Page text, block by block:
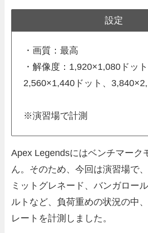
設定
・画質：最高
・解像度：1,920×1,080ドット
2,560×1,440ドット、
※演習場で計測
Apex Legendsにはベンチマーク
ん。そのため、今回は演習場で
ミットグレネード、バンガロー
ルトなど、負荷重めの状況の中
レートを計測しました。